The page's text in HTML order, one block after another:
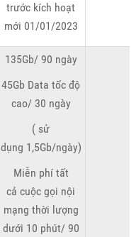
trước kích hoạt
mới 01/01/2023
135Gb/ 90 ngày
45Gb Data tốc độ
cao/ 30 ngày
( sử
dụng 1,5Gb/ngày)
Miễn phí tất
cả cuộc gọi nội
mạng thời lượng
dưới 10 phút/ 90